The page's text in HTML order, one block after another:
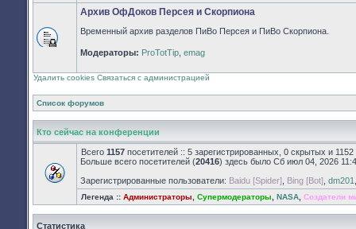
Форум
закрыт
Архив ОфДоков Персея и Скорпиона
Временный архив разделов ПиВо Персея и ПиВо Скорпиона.
Модераторы: ProTotTip emag
Удалить cookies Связаться с администрацией
Список форумов
Кто сейчас на конференции
Всего 1157 посетителей :: 5 зарегистрированных, 0 скрытых и
Больше всего посетителей (20416) здесь было Сб июл 04, 2026
Зарегистрированные пользователи: Baidu [Spider] Bing [Bot] dm201
Легенда :: Администраторы Супермодераторы NASA Создатели
Статистика